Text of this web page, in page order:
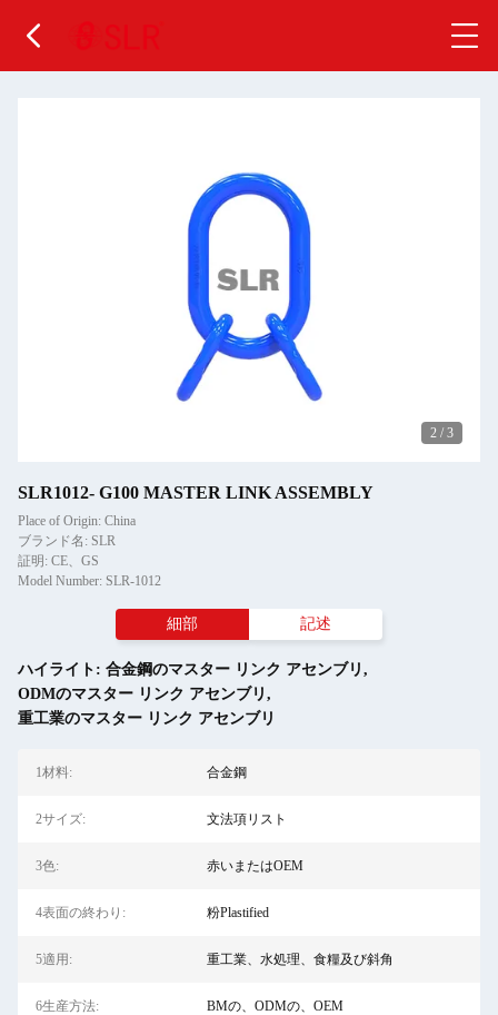
2 / 3
SLR1012- G100 MASTER LINK ASSEMBLY
Place of Origin: China
ブランド名: SLR
証明: CE、GS
Model Number: SLR-1012
細部 記述
ハイライト: 合金鋼のマスター リンク アセンブリ ,
ODMのマスター リンク アセンブリ ,
重工業のマスター リンク アセンブリ
1材料: 合金鋼
2サイズ: 文法項リスト
3色: 赤いまたはOEM
4表面の終わり: 粉Plastified
5適用: 重工業、水処理、食糧及び斜角
6生産方法: BMの、ODMの、OEM